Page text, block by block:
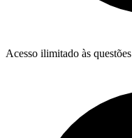
Acesso ilimitado às questões